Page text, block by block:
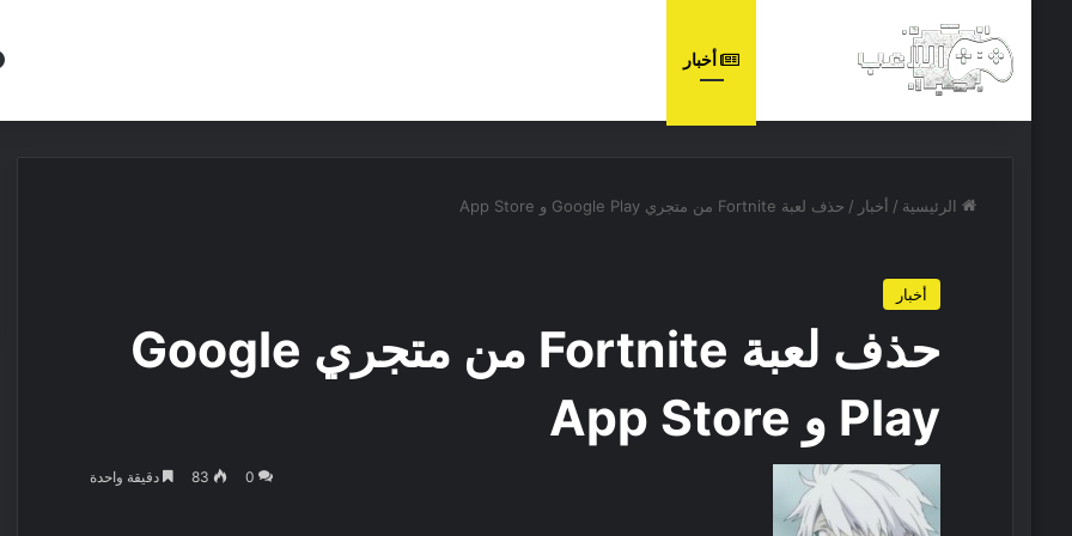
الرئيسيةأخبار
الرئيسية / أخبار / حذف لعبة Fortnite من متجري Google Play و App Store
أخبار
حذف لعبة Fortnite من متجري Google
Play و App Store
0
83 دقيقة واحدة